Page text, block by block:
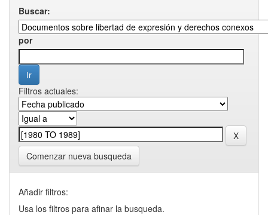
Buscar:
por
Filtros actuales:
Comenzar nueva busqueda
Añadir filtros:
Usa los filtros para afinar la busqueda.